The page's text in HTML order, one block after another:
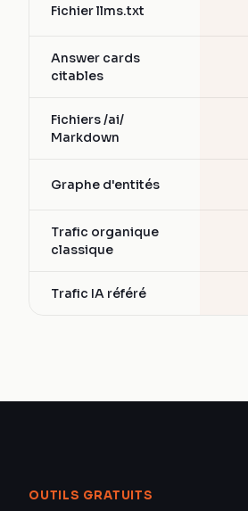
Fichier llms.txt
Answer cards
citables
Fichiers /ai/
Markdown
Graphe d'entités
Trafic organique
classique
Trafic IA référé
OUTILS GRATUITS